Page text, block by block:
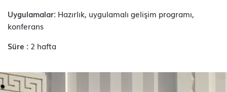
Uygulamalar: Hazırlık, uygulamalı gelişim programı,
konferans
Süre : 2 hafta